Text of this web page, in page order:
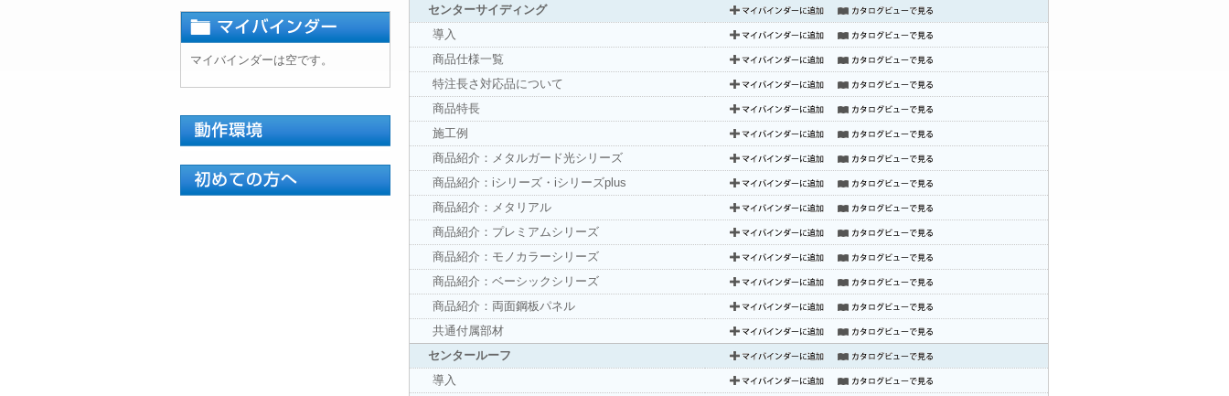
センターサイディング
導入
商品仕様一覧
特注長さ対応品について
商品特長
施工例
商品紹介：メタルガード光シリーズ
商品紹介：iシリーズ・iシリーズplus
商品紹介：メタリアル
商品紹介：プレミアムシリーズ
商品紹介：モノカラーシリーズ
商品紹介：ベーシックシリーズ
商品紹介：両面鋼板パネル
共通付属部材
センタールーフ
導入
マイバインダーは空です。